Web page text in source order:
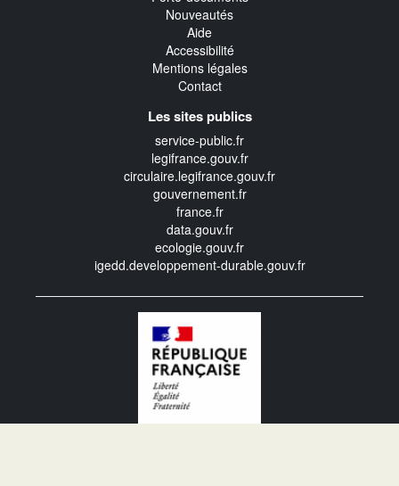
Nouveautés
Aide
Accessibilité
Mentions légales
Contact
Les sites publics
service-public.fr
legifrance.gouv.fr
circulaire.legifrance.gouv.fr
gouvernement.fr
france.fr
data.gouv.fr
ecologie.gouv.fr
igedd.developpement-durable.gouv.fr